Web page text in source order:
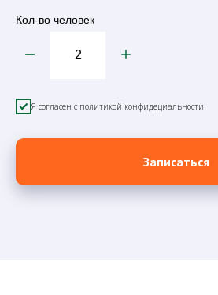
Кол-во человек
Я согласен с политикой конфидециальности
Записаться